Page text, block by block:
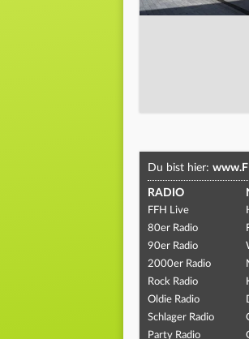
Du bist hier:
RADIO
FFH Live
80er Radio
90er Radio
2000er Radio
Rock Radio
Oldie Radio
Schlager Radio
Party Radio